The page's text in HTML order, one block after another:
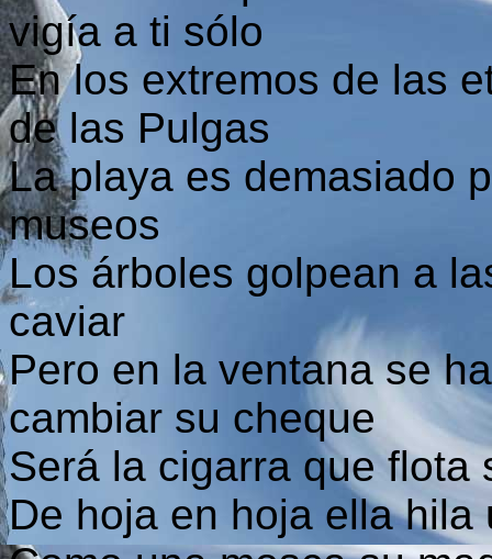
vigía a ti sólo
En los extremos de las
de las Pulgas
La playa es demasiado
museos
Los árboles golpean a
caviar
Pero en la ventana se
cambiar su cheque
Será la cigarra que flota
De hoja en hoja ella